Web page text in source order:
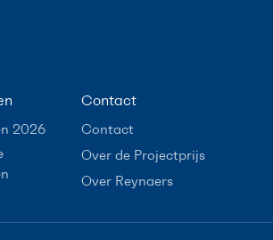
2026
Contact
Contact
Over de Projectprijs
Over Reynaers